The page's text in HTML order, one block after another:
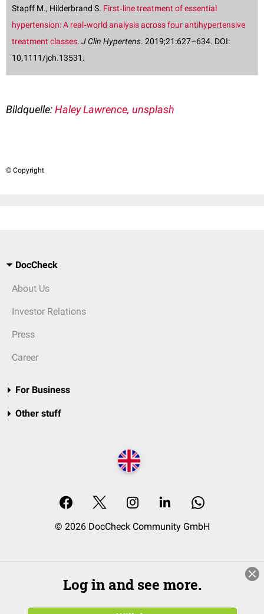
Stapff M., Hilderbrand S. First‐line treatment of essential
hypertension: A real‐world analysis across four antihypertensive
treatment classes. J Clin Hypertens. 2019;21:627–634. DOI:
10.1111/jch.13531.
Bildquelle:Haley Lawrence, unsplash
© Copyright
DocCheck
About Us
Investor Relations
Press
Career
For Business
Other stuff
© 2026 DocCheck Community GmbH
Log in and see more.